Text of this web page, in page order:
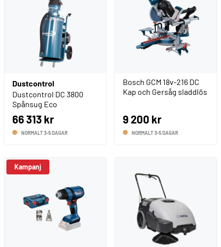
Dustcontrol
Dustcontrol DC 3800
Spånsug Eco
66 313 kr
NORMALT 3-5 DAGAR
Bosch GCM 18v-216 DC
Kap och Gersåg sladdlös
9 200 kr
NORMALT 3-5 DAGAR
Kampanj